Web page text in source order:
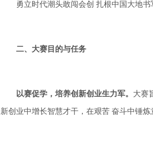
勇立时代潮头敢闯会创 扎根中国大地书
二、大赛目的与任务
以赛促学，培养创新创业生力军。 大赛
新创业中增长智慧才干，在艰苦 奋斗中锤